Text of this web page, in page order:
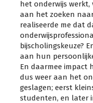
het onderwijs werkt,
aan het zoeken
realiseerde me dat
bijscholingskeuze?
aan hun
En daarmee impact
dus weer aan het
geslagen; eerst
studenten, en later